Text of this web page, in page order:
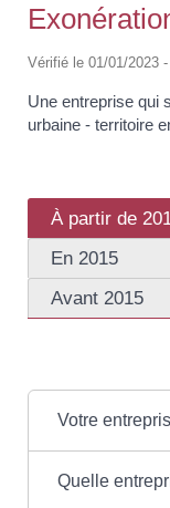
Vérifié le 01/01/2023
Une entreprise qui
urbaine - territoire
À partir de
En 2015
Avant 2015
Votre
Quelle